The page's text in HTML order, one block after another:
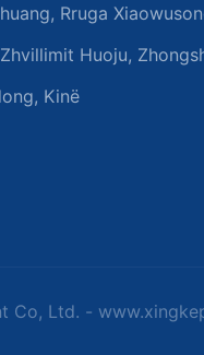
Rruga
Huoju,
Kinë
Co, Ltd. -